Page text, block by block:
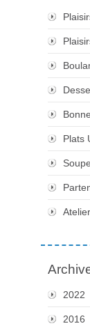
Plats
2022
2016